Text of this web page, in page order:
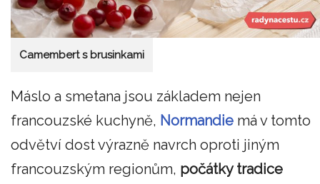
Camembert s brusinkami
Máslo a smetana jsou základem nejen
francouzské kuchyně, Normandie má v tomto
odvětví dost výrazně navrch oproti jiným
francouzským regionům, počátky tradice